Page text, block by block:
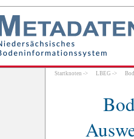
Startknoten -> LBEG ->